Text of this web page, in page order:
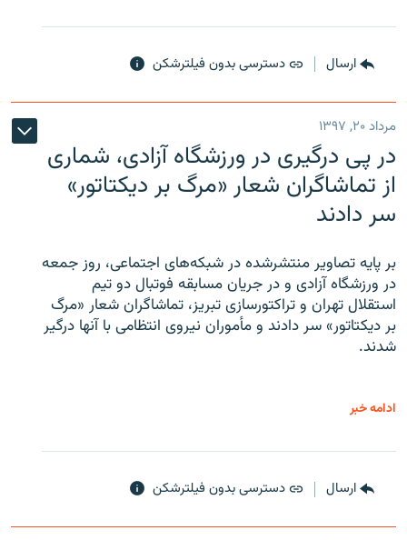
ارسال دسترسی بدون فیلترشکن
مرداد ۲۰, ۱۳۹۷
در پی درگیری در ورزشگاه آزادی، شماری
از تماشاگران شعار «مرگ بر دیکتاتور»
سر دادند
بر پایه تصاویر منتشرشده در شبکه‌های اجتماعی، روز جمعه
در ورزشگاه آزادی و در جریان مسابقه فوتبال دو تیم
استقلال تهران و تراکتورسازی تبریز، تماشاگران شعار «مرگ
بر دیکتاتور» سر دادند و مأموران نیروی انتظامی با آنها درگیر
شدند.
ادامه خبر
ارسال دسترسی بدون فیلترشکن